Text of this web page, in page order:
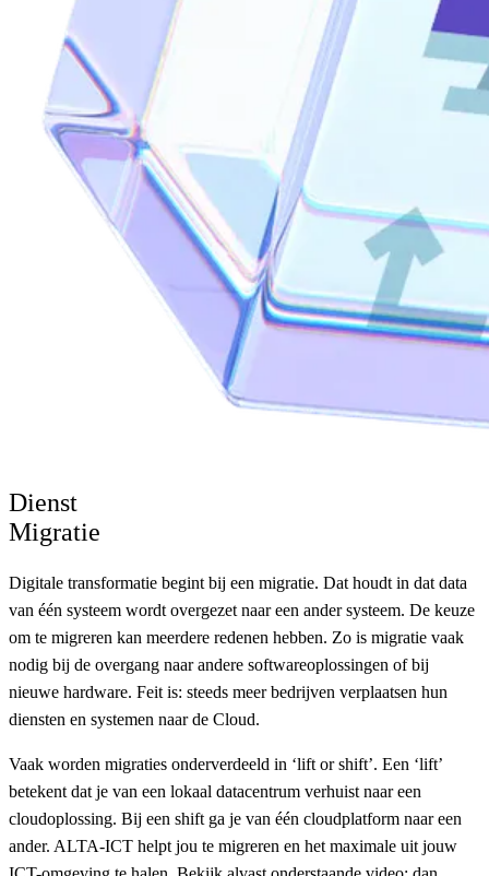
Dienst
Migratie
Digitale transformatie begint bij een migratie. Dat houdt in dat data
van één systeem wordt overgezet naar een ander systeem. De keuze
om te migreren kan meerdere redenen hebben. Zo is migratie vaak
nodig bij de overgang naar andere softwareoplossingen of bij
nieuwe hardware. Feit is: steeds meer bedrijven verplaatsen hun
diensten en systemen naar de Cloud.
Vaak worden migraties onderverdeeld in ‘lift or shift’. Een ‘lift’
betekent dat je van een lokaal datacentrum verhuist naar een
cloudoplossing. Bij een shift ga je van één cloudplatform naar een
ander. ALTA-ICT helpt jou te migreren en het maximale uit jouw